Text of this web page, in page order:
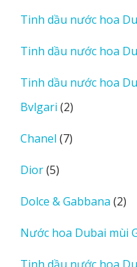
Tinh dầu nước hoa
Tinh dầu nước hoa
Tinh dầu nước hoa
Bvlgari 22
phẩm
Chanel 77
Dior 55
phẩm
Dolce & Gabbana 22
Nước hoa Dubai mùi